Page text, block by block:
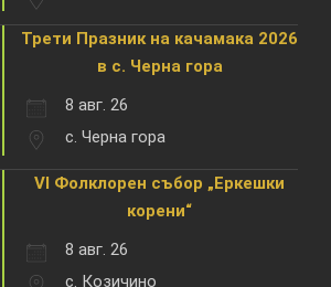
Трети Празник на качамака 2026
в с. Черна гора
8 авг. 26
с. Черна гора
VI Фолклорен събор „Еркешки
корени“
8 авг. 26
с. Козичино